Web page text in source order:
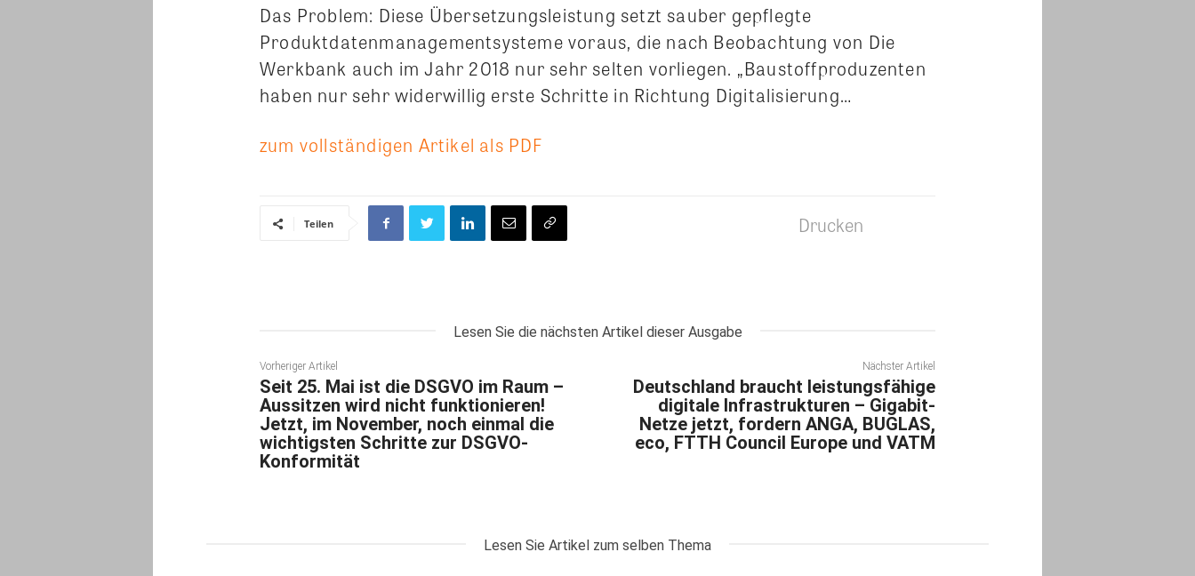
Das Problem: Diese Übersetzungsleistung setzt sauber gepflegte
Produktdatenmanagementsysteme voraus, die nach Beobachtung von Die
Werkbank auch im Jahr 2018 nur sehr selten vorliegen. „Baustoffproduzenten
haben nur sehr widerwillig erste Schritte in Richtung Digitalisierung…
zum vollständigen Artikel als PDF
Teilen Drucken
Lesen Sie die nächsten Artikel dieser Ausgabe
Vorheriger Artikel
Seit 25. Mai ist die DSGVO im Raum –
Aussitzen wird nicht funktionieren!
Jetzt, im November, noch einmal die
wichtigsten Schritte zur DSGVO-
Konformität
Nächster Artikel
Deutschland braucht leistungsfähige
digitale Infrastrukturen – Gigabit-
Netze jetzt, fordern ANGA, BUGLAS,
eco, FTTH Council Europe und VATM
Lesen Sie Artikel zum selben Thema